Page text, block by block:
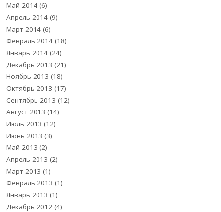
Май 2014 (6)
Апрель 2014 (9)
Март 2014 (6)
Февраль 2014 (18)
Январь 2014 (24)
Декабрь 2013 (21)
Ноябрь 2013 (18)
Октябрь 2013 (17)
Сентябрь 2013 (12)
Август 2013 (14)
Июль 2013 (12)
Июнь 2013 (3)
Май 2013 (2)
Апрель 2013 (2)
Март 2013 (1)
Февраль 2013 (1)
Январь 2013 (1)
Декабрь 2012 (4)